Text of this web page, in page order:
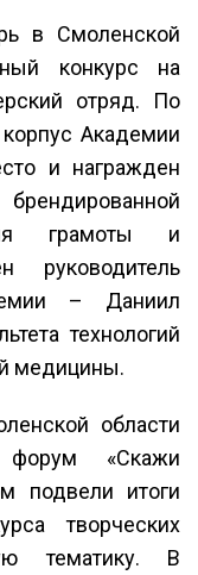
в Смоленской
конкурс на
отряд. По
корпус Академии
и награжден
грамоты и
руководитель
– Даниил
технологий
медицины.
области
форум «Скажи
подвели итоги
творческих
тематику. В